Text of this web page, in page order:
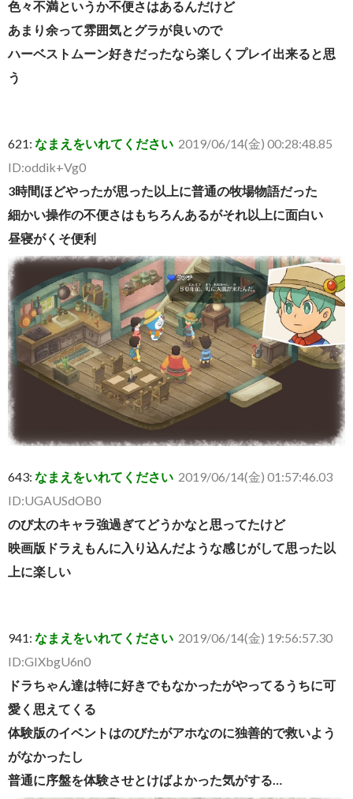
色々不満というか不便さはあるんだけど
あまり余って雰囲気とグラが良いので
ハーベストムーン好きだったなら楽しくプレイ出来ると思
う
621: なまえをいれてください 2019/06/14(金) 00:28:48.85
ID:oddik+Vg0
3時間ほどやったが思った以上に普通の牧場物語だった
細かい操作の不便さはもちろんあるがそれ以上に面白い
昼寝がくそ便利
643: なまえをいれてください 2019/06/14(金) 01:57:46.03
ID:UGAUSdOB0
のび太のキャラ強過ぎてどうかなと思ってたけど
映画版ドラえもんに入り込んだような感じがして思った以
上に楽しい
941: なまえをいれてください 2019/06/14(金) 19:56:57.30
ID:GIXbgU6n0
ドラちゃん達は特に好きでもなかったがやってるうちに可
愛く思えてくる
体験版のイベントはのびたがアホなのに独善的で救いよう
がなかったし
普通に序盤を体験させとけばよかった気がする…